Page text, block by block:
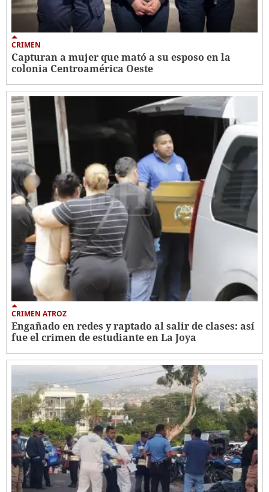
CRIMEN
Capturan a mujer que mató a su esposo en la
colonia Centroamérica Oeste
CRIMEN ATROZ
Engañado en redes y raptado al salir de clases: así
fue el crimen de estudiante en La Joya